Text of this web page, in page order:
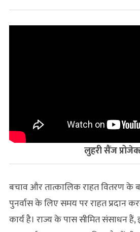
लुहरी सैंज
बचाव और तात्कालिक राहत वितरण के
पुनर्वास के लिए समय पर राहत प्रदान
कार्य है। राज्य के पास सीमित संसाधन